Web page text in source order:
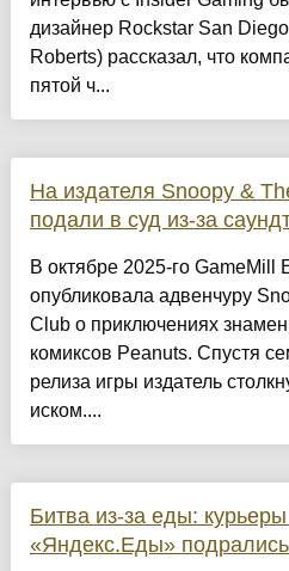
дизайнер Rockstar San
Roberts) рассказал, что
пятой ч...
На издателя Snoopy &
подали в суд из-за
В октябре 2025-го GameMill
опубликовала адвенчуру
Club о приключениях
комиксов Peanuts. Спустя
релиза игры издатель
иском....
Битва из-за еды:
«Яндекс.Еды»